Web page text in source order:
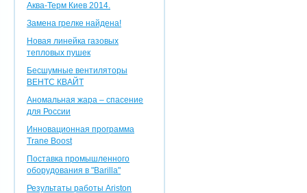
Аква-Терм Киев 2014.
Замена грелке найдена!
Новая линейка газовых
тепловых пушек
Бесшумные вентиляторы
ВЕНТС КВАЙТ
Аномальная жара – спасение
для России
Инновационная программа
Trane Boost
Поставка промышленного
оборудования в "Barilla"
Результаты работы Ariston